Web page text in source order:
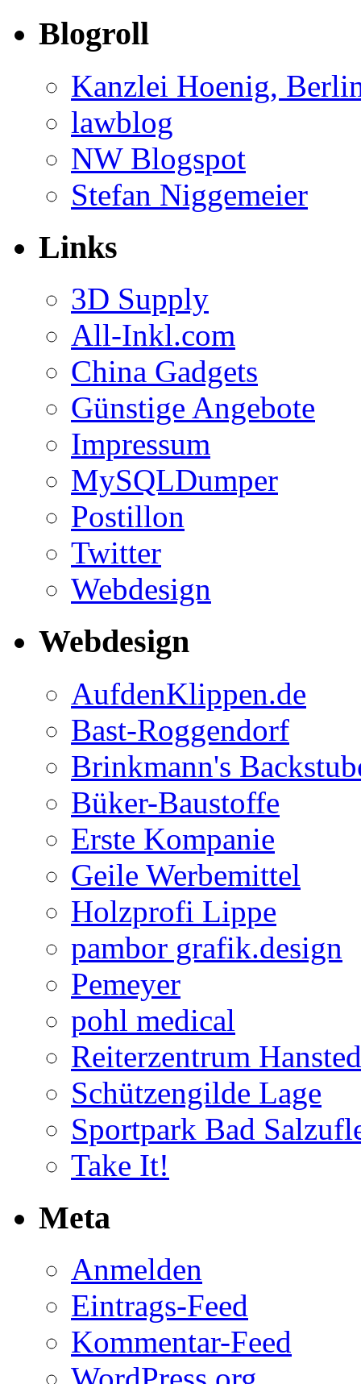
Blogroll
Kanzlei Hoenig,
lawblog
NW Blogspot
Stefan Niggemeier
Links
3D Supply
All-Inkl.com
China Gadgets
Günstige Angebote
Impressum
MySQLDumper
Postillon
Twitter
Webdesign
Webdesign
AufdenKlippen.de
Bast-Roggendorf
Brinkmann's
Büker-Baustoffe
Erste Kompanie
Geile Werbemittel
Holzprofi Lippe
pambor grafik.design
Pemeyer
pohl medical
Reiterzentrum
Schützengilde Lage
Sportpark Bad
Take It!
Meta
Anmelden
Eintrags-Feed
Kommentar-Feed